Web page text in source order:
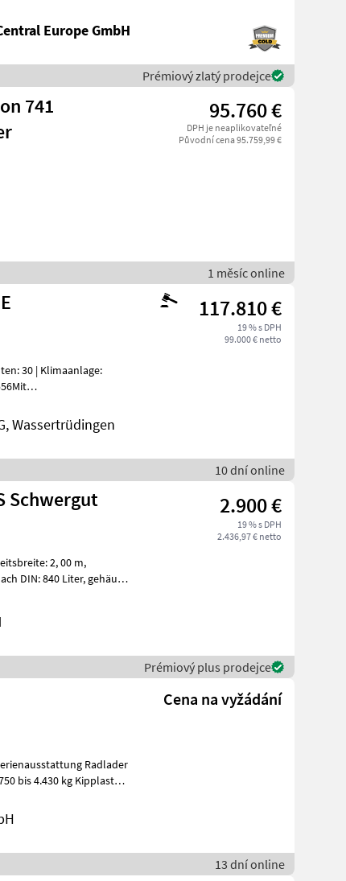
Europe GmbH
Prémiový zlatý prodejce
741
95.760 €
DPH je neaplikovateľné
Původní cena 95.759,99 €
1 měsíc online
117.810 €
19 % s DPH
99.000 € netto
30 | Klimaanlage:
Wassertrüdingen
10 dní online
Schwergut
2.900 €
19 % s DPH
2.436,97 € netto
840 Liter, gehäuft
Prémiový plus prodejce
Cena na vyžádání
13 dní online